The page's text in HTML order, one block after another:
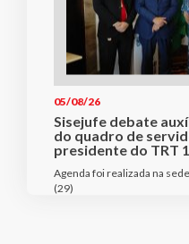
05/08/26
Sisejufe debate
do quadro de
presidente do TRT 1
Agenda foi realizada na
(29)